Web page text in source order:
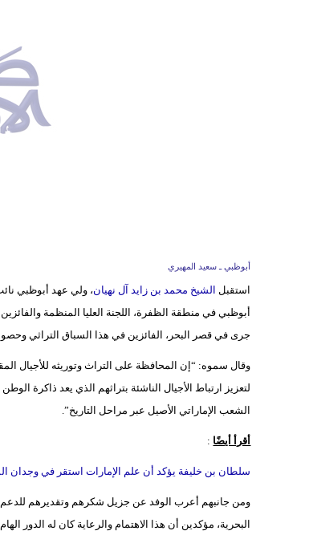
أبوظبي ـ سعيد المهيري
استقبل الشيخ محمد بن زايد آل نهيان، ولي عهد أبوظبي
جرى في قصر البحر، الفائزين في هذا السباق التراثي
وقال سموه: “إن المحافظة على التراث وتوريثه للأجيال
لتعزيز ارتباط الأجيال الناشئة بتراثهم الذي يعد ذاكرة
الشعب الإماراتي الأصيل عبر مراحل التاريخ”.
أقرأ أيضًا :
سلطان بن خليفة يؤكد أن علم الإمارات استقر في وجدان
ومن جانبهم أعرب الوفد عن جزيل شكرهم وتقديرهم للدعم
البحرية، مؤكدين أن هذا الاهتمام والرعاية كان له الدور